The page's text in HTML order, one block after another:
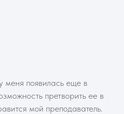
меня появилась еще в
претворить ее в
мой преподаватель.